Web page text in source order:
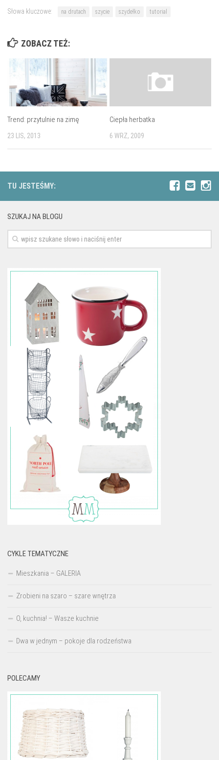
Słowa kluczowe: na drutach szycie szydełko tutorial
ZOBACZ TEŻ:
Trend: przytulnie na zimę
23 LIS, 2013
Ciepła herbatka
6 WRZ, 2009
TU JESTEŚMY:
SZUKAJ NA BLOGU
CYKLE TEMATYCZNE
Mieszkania – GALERIA
Zrobieni na szaro – szare wnętrza
O, kuchnia! – Wasze kuchnie
Dwa w jednym – pokoje dla rodzeństwa
POLECAMY